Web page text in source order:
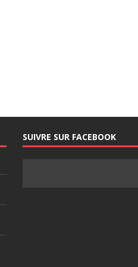
SUIVRE SUR FACEBOOK